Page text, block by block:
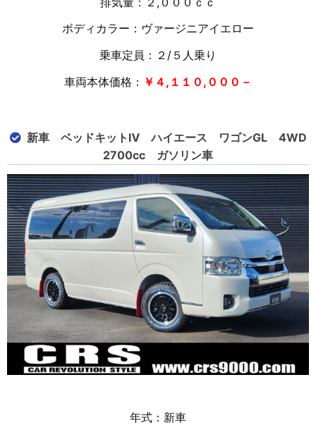
ボディカラー：ヴァージニアイエロー
乗車定員：２/５人乗り
車両本体価格： ￥４,１１０,０００－
新車 ベッドキットⅣ ハイエース ワゴンGL 4WD
2700cc ガソリン車
年式：新車